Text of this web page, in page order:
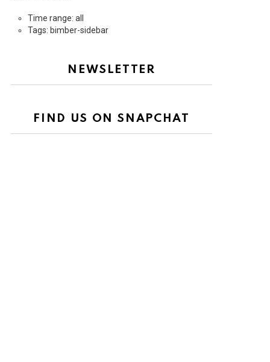
Time range: all
Tags: bimber-sidebar
NEWSLETTER
FIND US ON SNAPCHAT